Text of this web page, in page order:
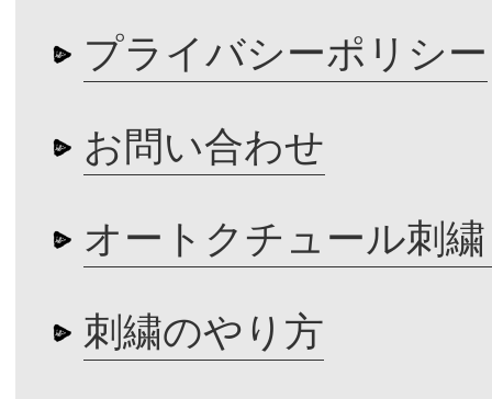
プライバシーポリシー
お問い合わせ
オートクチュール刺
刺繍のやり方